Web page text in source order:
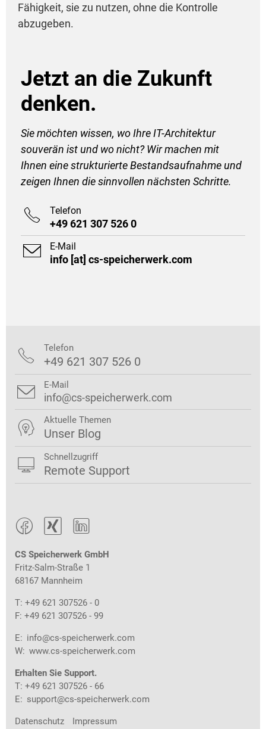
Fähigkeit, sie zu nutzen, ohne die Kontrolle
abzugeben.
Jetzt an die Zukunft
denken.
Sie möchten wissen, wo Ihre IT-Architektur
souverän ist und wo nicht? Wir machen mit
Ihnen eine strukturierte Bestandsaufnahme und
zeigen Ihnen die sinnvollen nächsten Schritte.
 Telefon
+49 621 307 526 0
 E-Mail
info [at] cs-speicherwerk.com
  
CS Speicherwerk GmbH
Fritz-Salm-Straße 1
68167 Mannheim
T: +49 621 307526 - 0
F: +49 621 307526 - 99
E: info@cs-speicherwerk.com
W: www.cs-speicherwerk.com
Erhalten Sie Support.
T: +49 621 307526 - 66
E: support@cs-speicherwerk.com
Datenschutz Impressum
 Telefon
+49 621 307 526 0
 E-Mail
info@cs-speicherwerk.com
 Aktuelle Themen
Unser Blog
 Schnellzugriff
Remote Support